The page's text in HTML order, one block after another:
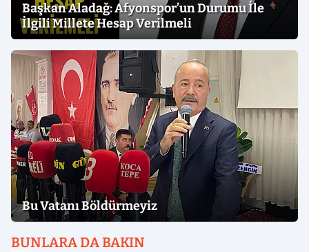
Başkan Aladağ: Afyonspor’un Durumu İle
İlgili Millete Hesap Verilmeli
Bu Vatanı Böldürmeyiz
BUNLARA DA BAKIN